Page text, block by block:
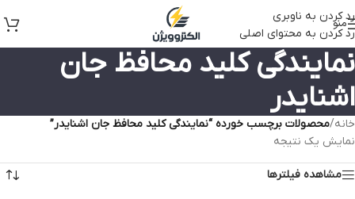
رد کردن به ناوبری
رد کردن به محتوای اصلی
منو
نمایندگی کلید محافظ جان
اشنایدر
خانه/محصولات برچسب خورده “نمایندگی کلید محافظ جان اشنایدر”
نمایش یک نتیجه
مشاهده فیلترها